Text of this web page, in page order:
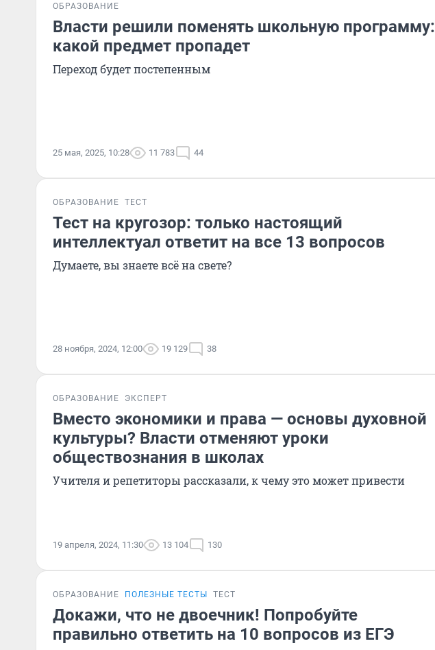
ОБРАЗОВАНИЕ
Власти решили поменять школьную программу:
какой предмет пропадет
Переход будет постепенным
25 мая, 2025, 10:28 11 783 44
ОБРАЗОВАНИЕ ТЕСТ
Тест на кругозор: только настоящий
интеллектуал ответит на все 13 вопросов
Думаете, вы знаете всё на свете?
28 ноября, 2024, 12:00 19 129 38
ОБРАЗОВАНИЕ ЭКСПЕРТ
Вместо экономики и права — основы духовной
культуры? Власти отменяют уроки
обществознания в школах
Учителя и репетиторы рассказали, к чему это может привести
19 апреля, 2024, 11:30 13 104 130
ОБРАЗОВАНИЕ ПОЛЕЗНЫЕ ТЕСТЫ ТЕСТ
Докажи, что не двоечник! Попробуйте
правильно ответить на 10 вопросов из ЕГЭ